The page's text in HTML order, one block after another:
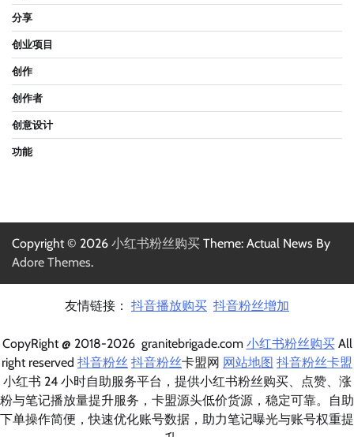
分享
创业项目
创作
创作者
创意设计
功能
Copyright © 2026 小红书粉丝购买 Theme: Actual News By
Adore Themes.
友情链接： 抖音播放购买 抖音粉丝增加
CopyRight @ 2018-2026 granitebrigade.com 小红书粉丝购买All
right reserved 抖音粉丝 抖音粉丝卡盟网 网站地图 抖音粉丝卡盟
小红书 24 小时自助服务平台，提供小红书粉丝购买、点赞、涨
粉与笔记播放量提升服务，卡盟源头低价货源，稳定可靠。自助
下单操作简便，快速优化账号数据，助力笔记曝光与账号权重提